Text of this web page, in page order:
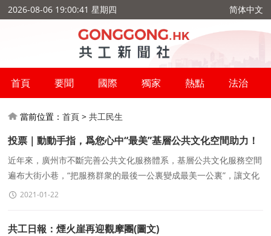
2026-08-06 19:00:41 星期四 简体中文
首頁 要聞 國際 獨家 熱點 法治
當前位置：首頁 >共工民生
投票｜動動手指，爲您心中“最美”基層公共文化空間助力！
近年來，廣州市不斷完善公共文化服務體系，基層公共文化服務空間
遍布大街小巷，“把服務群衆的最後一公裏變成最美一公裏”，讓文化
發展真正惠及百姓。如今廣州哪
2021-01-22
共工日報：煙火崖再迎觀摩團(圖文)